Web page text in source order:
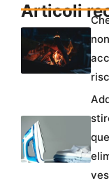
Articoli